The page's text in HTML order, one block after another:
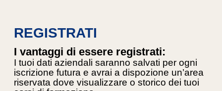
REGISTRATI
I vantaggi di essere registrati:
I tuoi dati aziendali saranno salvati per ogni
iscrizione futura e avrai a dispozione un’area
riservata dove visualizzare o storico dei tuoi